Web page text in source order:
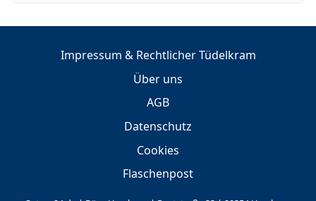
Impressum & Rechtlicher Tüdelkram
Über uns
AGB
Datenschutz
Cookies
Flaschenpost